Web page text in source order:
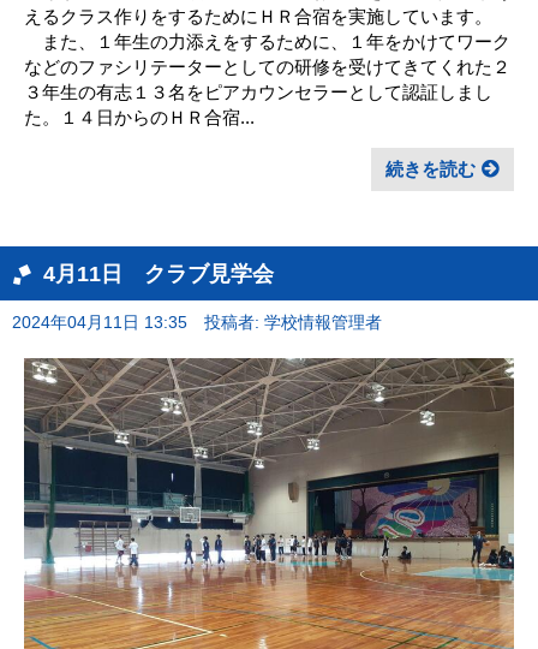
えるクラス作りをするためにＨＲ合宿を実施しています。
また、１年生の力添えをするために、１年をかけてワーク
などのファシリテーターとしての研修を受けてきてくれた２
３年生の有志１３名をピアカウンセラーとして認証しまし
た。１４日からのＨＲ合宿...
続きを読む
4月11日 クラブ見学会
2024年04月11日 13:35 投稿者: 学校情報管理者